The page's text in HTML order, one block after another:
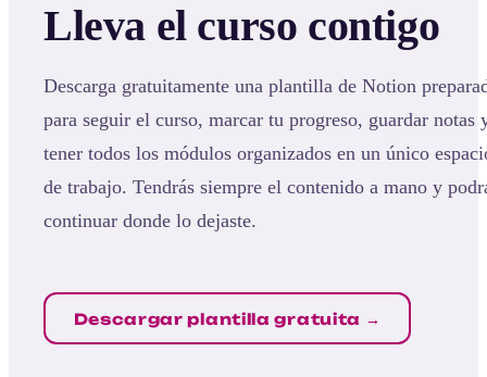
Lleva el curso contigo
Descarga gratuitamente una plantilla de Notion
para seguir el curso, marcar tu progreso, guardar notas
tener todos los módulos organizados en un único
de trabajo. Tendrás siempre el contenido a mano y
continuar donde lo dejaste.
Descargar plantilla gratuita →